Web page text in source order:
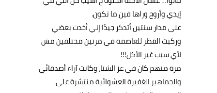
إيديوأروحوراهافينماتكون.
علىمدارسنتينأتذكرجيدًاإنيأخدتبعضي
وركبتالقطر للعاصمةفيمرتينمختلفينمش
لأيسببغير الأكل!!!
مرةمنهمكانفيعز الشتا،وكانتآراءأصدقائي
والجماهير الغفيرةالعشوائيةمنتشرةعلى